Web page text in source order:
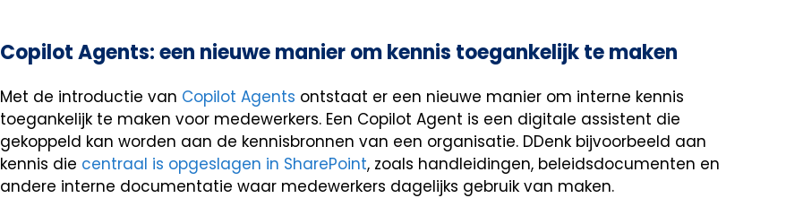
Copilot Agents: een nieuwe manier om kennis toegankelijk te maken
Met de introductie van Copilot Agents ontstaat er een nieuwe manier om interne kennis
toegankelijk te maken voor medewerkers. Een Copilot Agent is een digitale assistent die
gekoppeld kan worden aan de kennisbronnen van een organisatie. DDenk bijvoorbeeld aan
kennis die centraal is opgeslagen in SharePoint, zoals handleidingen, beleidsdocumenten en
andere interne documentatie waar medewerkers dagelijks gebruik van maken.